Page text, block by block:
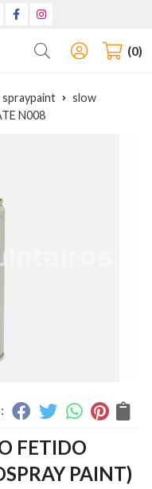
Buscar 0
slow
N008
FETIDO
PAINT)